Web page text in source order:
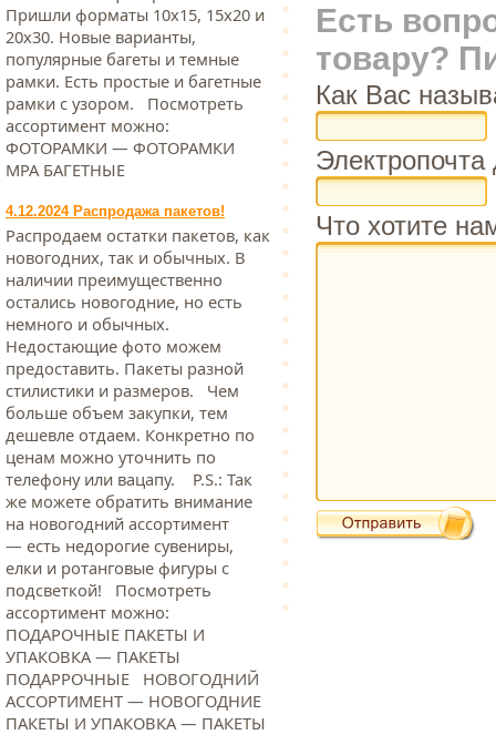
Пришли форматы 10х15, 15х20 и
20х30. Новые варианты,
популярные багеты и темные
рамки. Есть простые и багетные
рамки с узором. Посмотреть
ассортимент можно:
ФОТОРАМКИ — ФОТОРАМКИ
МРА БАГЕТНЫЕ
4.12.2024 Распродажа пакетов!
Распродаем остатки пакетов, как
новогодних, так и обычных. В
наличии преимущественно
остались новогодние, но есть
немного и обычных.
Недостающие фото можем
предоставить. Пакеты разной
стилистики и размеров. Чем
больше объем закупки, тем
дешевле отдаем. Конкретно по
ценам можно уточнить по
телефону или вацапу. Р.S.: Так
же можете обратить внимание
на новогодний ассортимент
— есть недорогие сувениры,
елки и ротанговые фигуры с
подсветкой! Посмотреть
ассортимент можно:
ПОДАРОЧНЫЕ ПАКЕТЫ И
УПАКОВКА — ПАКЕТЫ
ПОДАРРОЧНЫЕ НОВОГОДНИЙ
АССОРТИМЕНТ — НОВОГОДНИЕ
ПАКЕТЫ И УПАКОВКА — ПАКЕТЫ
Есть
товару?
Как Вас
Что хотите